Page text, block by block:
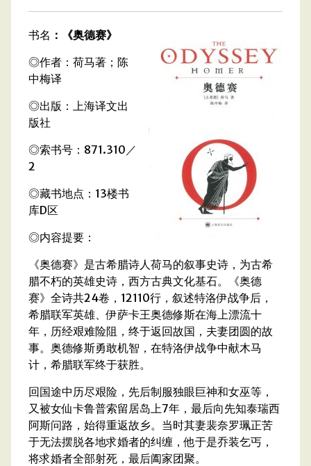
书名 ：《奥德赛》
◎作者：荷马著；陈
中梅译
◎出版：上海译文出
版社
◎索书号：871.310／
2
◎藏书地点：13楼书
库D区
◎内容提要：
《奥德赛》是古希腊诗人荷马的叙事史诗，为古希
腊不朽的英雄史诗，西方古典文化基石。《奥德
赛》全诗共24卷，12110行，叙述特洛伊战争后，
希腊联军英雄、伊萨卡王奥德修斯在海上漂流十
年，历经艰难险阻，终于返回故国，夫妻团圆的故
事。奥德修斯勇敢机智，在特洛伊战争中献木马
计，希腊联军终于获胜。
回国途中历尽艰险，先后制服独眼巨神和女巫等，
又被女仙卡鲁普索留居岛上7年，最后向先知泰瑞西
阿斯问路，始得重返故乡。当时其妻裴奈罗珮正苦
于无法摆脱各地求婚者的纠缠，他于是乔装乞丐，
将求婚者全部射死，最后阖家团聚。